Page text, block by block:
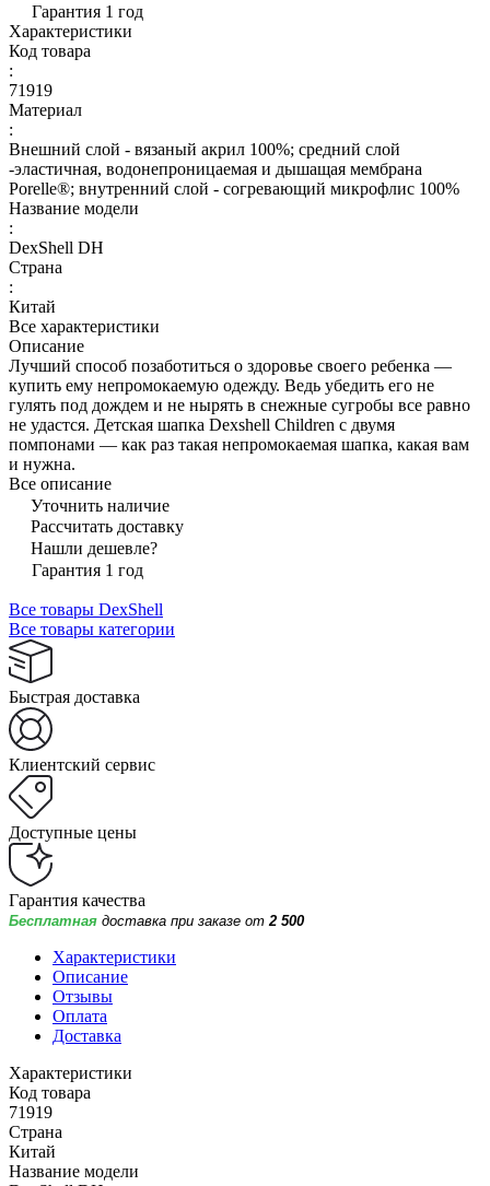
Гарантия 1 год
Характеристики
Код товара
:
71919
Материал
:
Внешний слой - вязаный акрил 100%; средний слой
-эластичная, водонепроницаемая и дышащая мембрана
Porelle®; внутренний слой - согревающий микрофлис 100%
Название модели
:
DexShell DH
Страна
:
Китай
Все характеристики
Описание
Лучший способ позаботиться о здоровье своего ребенка —
купить ему непромокаемую одежду. Ведь убедить его не
гулять под дождем и не нырять в снежные сугробы все равно
не удастся. Детская шапка Dexshell Children с двумя
помпонами — как раз такая непромокаемая шапка, какая вам
и нужна.
Все описание
Уточнить наличие
Рассчитать доставку
Нашли дешевле?
Гарантия 1 год
Все товары DexShell
Все товары категории
Быстрая доставка
Клиентский сервис
Доступные цены
Гарантия качества
Бесплатная доставка при заказе от 2 500
Характеристики
Описание
Отзывы
Оплата
Доставка
Характеристики
Код товара
71919
Страна
Китай
Название модели